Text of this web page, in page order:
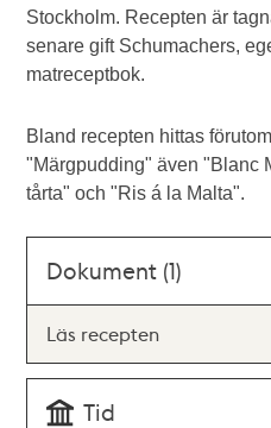
Stockholm. Recepten är
senare gift Schumachers,
matreceptbok.
Bland recepten hittas
"Märgpudding" även "Blanc
tårta" och "Ris á la Malta".
Dokument (1)
Läs recepten
Tid